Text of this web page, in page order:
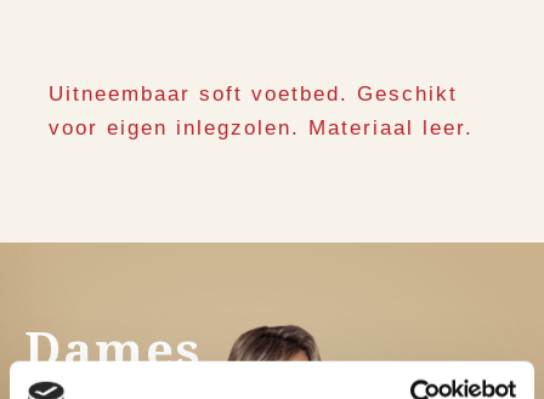
Uitneembaar soft voetbed. Geschikt
voor eigen inlegzolen. Materiaal leer.
Dames